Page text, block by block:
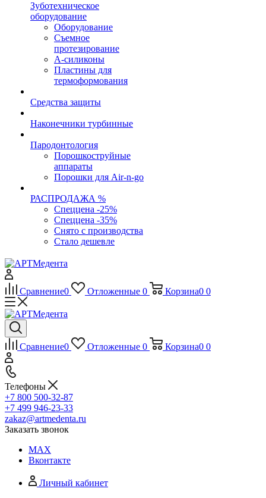
Зуботехническое
оборудование
Оборудование
Съемное
протезирование
А-силиконы
Пластины для
термоформования
Средства защиты
Наконечники турбинные
Пародонтология
Порошкоструйные
аппараты
Порошки для Air-n-go
РАСПРОДАЖА %
Спеццена -25%
Спеццена -35%
Снято с производства
Стало дешевле
Сравнение0 Отложенные 0 Корзина0 0
Сравнение0 Отложенные 0 Корзина0 0
Телефоны
+7 800 500-32-87
+7 499 946-23-33
zakaz@artmedenta.ru
Заказать звонок
MAX
Вконтакте
Личный кабинет